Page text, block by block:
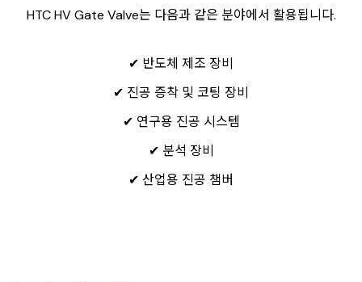
HTC HV Gate Valve는 다음과 같은 분야에서 활용됩니다.
✔ 반도체 제조 장비
✔ 진공 증착 및 코팅 장비
✔ 연구용 진공 시스템
✔ 분석 장비
✔ 산업용 진공 챔버